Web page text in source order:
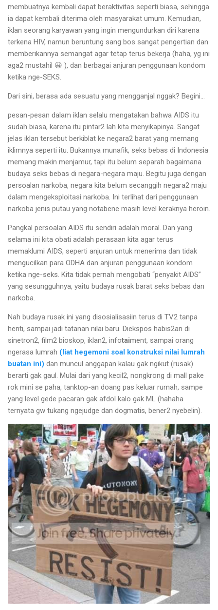
membuatnya kembali dapat beraktivitas seperti biasa, sehingga
ia dapat kembali diterima oleh masyarakat umum. Kemudian,
iklan seorang karyawan yang ingin mengundurkan diri karena
terkena HIV, namun beruntung sang bos sangat pengertian dan
memberikannya semangat agar tetap terus bekerja (haha, yg ini
aga2 mustahil 😀 ), dan berbagai anjuran penggunaan kondom
ketika nge-SEKS.
Dari sini, berasa ada sesuatu yang mengganjal nggak? Begini…
pesan-pesan dalam iklan selalu mengatakan bahwa AIDS itu
sudah biasa, karena itu pintar2 lah kita menyikapinya. Sangat
jelas iklan tersebut berkiblat ke negara2 barat yang memang
iklimnya seperti itu. Bukannya munafik, seks bebas di Indonesia
memang makin menjamur, tapi itu belum separah bagaimana
budaya seks bebas di negara-negara maju. Begitu juga dengan
persoalan narkoba, negara kita belum secanggih negara2 maju
dalam mengeksploitasi narkoba. Ini terlihat dari penggunaan
narkoba jenis putau yang notabene masih level keraknya heroin.
Pangkal persoalan AIDS itu sendiri adalah moral. Dan yang
selama ini kita obati adalah perasaan kita agar terus
memaklumi AIDS, seperti anjuran untuk menerima dan tidak
mengucilkan para ODHA dan anjuran penggunaan kondom
ketika nge-seks. Kita tidak pernah mengobati “penyakit AIDS”
yang sesungguhnya, yaitu budaya rusak barat seks bebas dan
narkoba.
Nah budaya rusak ini yang disosialisasiin terus di TV2 tanpa
henti, sampai jadi tatanan nilai baru. Diekspos habis2an di
sinetron2, film2 bioskop, iklan2, infotaiment, sampai orang
ngerasa lumrah (liat hegemoni soal konstruksi nilai lumrah
buatan ini) dan muncul anggapan kalau gak ngikut (rusak)
berarti gak gaul. Mulai dari yang kecil2, nongkrong di mall pake
rok mini se paha, tanktop-an doang pas keluar rumah, sampe
yang level gede pacaran gak afdol kalo gak ML (hahaha
ternyata gw tukang ngejudge dan dogmatis, bener2 nyebelin).